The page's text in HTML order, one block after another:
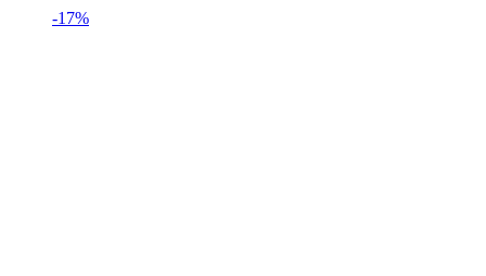
-17%